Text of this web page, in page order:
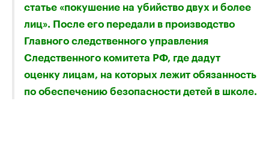
статье «покушение на убийство двух и более
лиц». После его передали в производство
Главного следственного управления
Следственного комитета РФ, где дадут
оценку лицам, на которых лежит обязанность
по обеспечению безопасности детей в школе.